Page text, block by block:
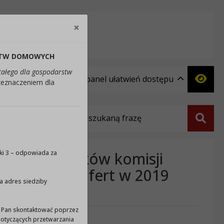
Ukryj panel ułatwień dostępu
na członków komisji
ofert w 2019
×
DOMOWYCH
dla gospodarstw
dla
3 – odpowiada za
adres siedziby
skontaktować poprzez
przetwarzania